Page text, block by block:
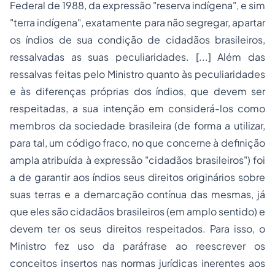
Federal de 1988, da expressão "reserva indígena", e sim
"terra indígena", exatamente para não segregar, apartar
os índios de sua condição de cidadãos brasileiros,
ressalvadas as suas peculiaridades. [...] Além das
ressalvas feitas pelo Ministro quanto às peculiaridades
e às diferenças próprias dos índios, que devem ser
respeitadas, a sua intenção em considerá-los como
membros da sociedade brasileira (de forma a utilizar,
para tal, um código fraco, no que concerne à definição
ampla atribuída à expressão "cidadãos brasileiros") foi
a de garantir aos índios seus direitos originários sobre
suas terras e a demarcação contínua das mesmas, já
que eles são cidadãos brasileiros (em amplo sentido) e
devem ter os seus direitos respeitados. Para isso, o
Ministro fez uso da paráfrase ao reescrever os
conceitos insertos nas normas jurídicas inerentes aos